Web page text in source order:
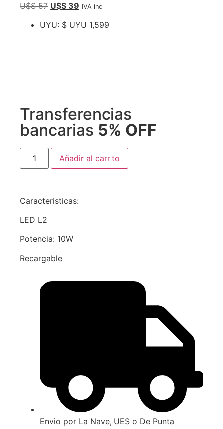
U$S57 U$S 39 IVA inc
UYU: $ UYU 1,599
Transferencias
bancarias 5% OFF
Añadir al carrito
Caracteristicas:
LED L2
Potencia: 10W
Recargable
Envio por La Nave, UES o De Punta